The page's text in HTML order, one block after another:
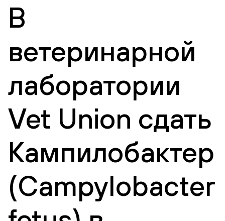
В
ветеринарной
лаборатории
Vet Union сдать
Кампилобактер
(Campylobacter